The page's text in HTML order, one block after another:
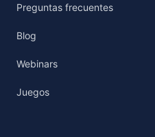
Preguntas frecuentes
Blog
Webinars
Juegos